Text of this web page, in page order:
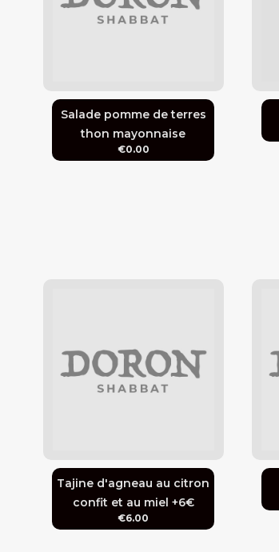
Salade pomme de terres
thon mayonnaise
€0.00
Tajine d'agneau au citron
confit et au miel +6€
€6.00